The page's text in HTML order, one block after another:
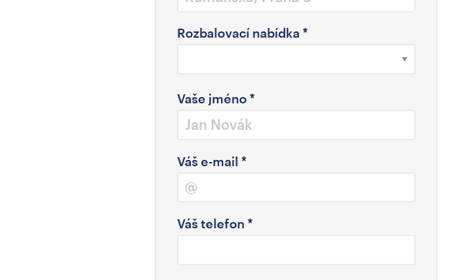
Rozbalovací nabídka *
Vaše jméno*
Váš e-mail *
Váš telefon *